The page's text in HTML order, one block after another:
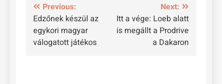
Bejegyzés
navigáció
Previous:
Edzőnek készül az
egykori magyar
válogatott játékos
Next:
Itt a vége: Loeb alatt
is megállt a Prodrive
a Dakaron